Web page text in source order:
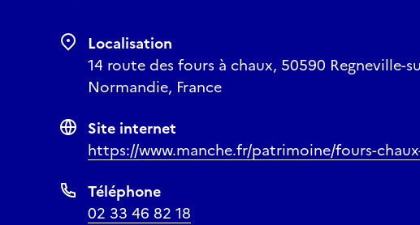
Localisation
14 route des fours à chaux, 50590 Regneville-
Normandie, France
Site internet
https://www.manche.fr/patrimoine/fours-
Téléphone
02 33 46 82 18